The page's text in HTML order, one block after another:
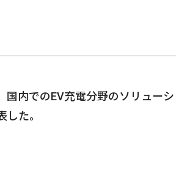
国内でのEV充電分野のソリュー
た。